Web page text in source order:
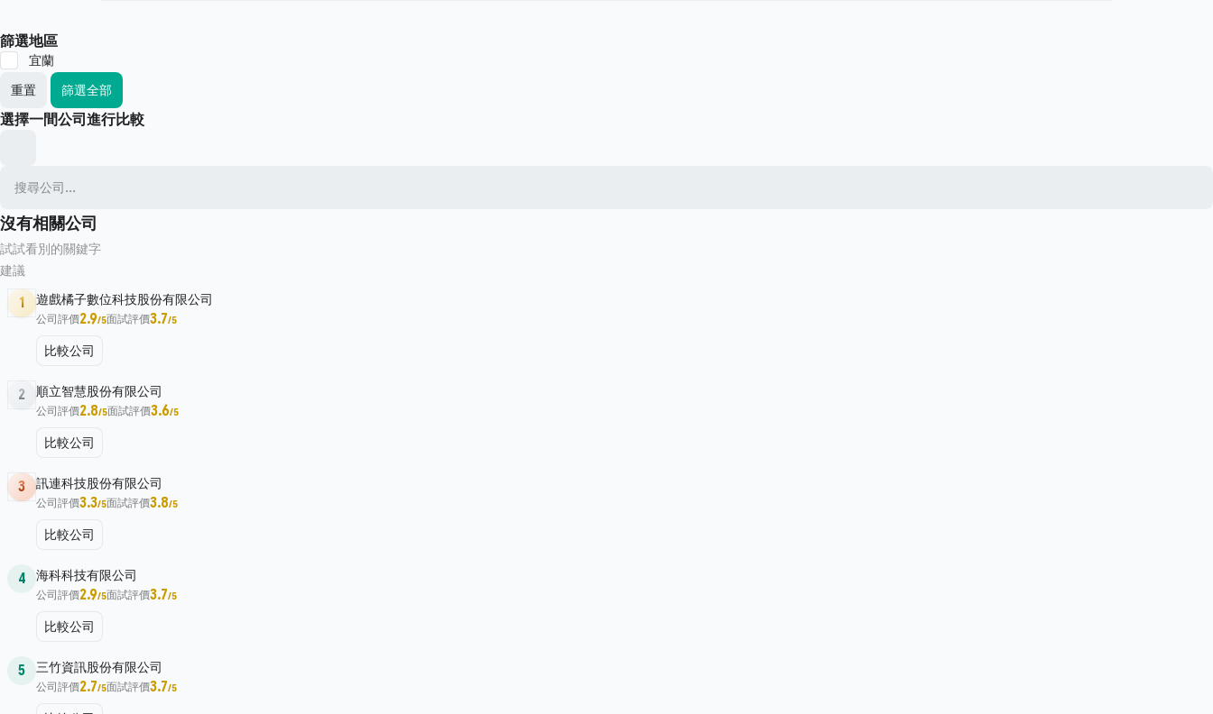
篩選地區
宜蘭
重置
篩選全部
選擇一間公司進行比較
沒有相關公司
試試看別的關鍵字
建議
1 遊戲橘子數位科技股份有限公司
公司評價2.9/5面試評價3.7/5
比較公司
2 順立智慧股份有限公司
公司評價2.8/5面試評價3.6/5
比較公司
3 訊連科技股份有限公司
公司評價3.3/5面試評價3.8/5
比較公司
4 海科科技有限公司
公司評價2.9/5面試評價3.7/5
比較公司
5 三竹資訊股份有限公司
公司評價2.7/5面試評價3.7/5